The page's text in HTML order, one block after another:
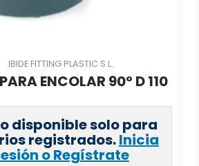
IBIDE FITTING PLASTIC S.L.
ENCOLAR 90º D 110
disponible solo para
registrados.Inicia
o Regístrate